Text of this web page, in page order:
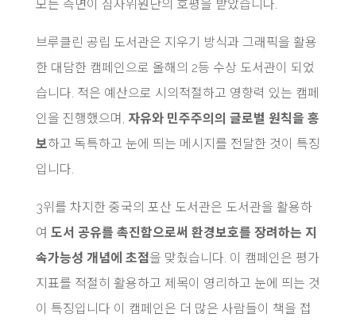
모든 측면이 심사위원단의 호평을 받았습니다.
브루클린 공립 도서관은 지우기 방식과 그래픽을 활용
한 대담한 캠페인으로 올해의 2등 수상 도서관이 되었
습니다. 적은 예산으로 시의적절하고 영향력 있는 캠페
인을 진행했으며, 자유와 민주주의의 글로벌 원칙을 홍
보하고 독특하고 눈에 띄는 메시지를 전달한 것이 특징
입니다.
3위를 차지한 중국의 포산 도서관은 도서관을 활용하
여 도서 공유를 촉진함으로써 환경보호를 장려하는 지
속가능성 개념에 초점을 맞췄습니다. 이 캠페인은 평가
지표를 적절히 활용하고 제목이 영리하고 눈에 띄는 것
이 특징입니다 이 캠페인은 더 많은 사람들이 책을 접